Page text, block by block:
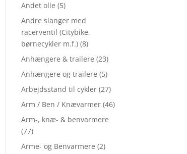
Andet olie (5)
Andre slanger med
racerventil (Citybike,
børnecykler m.f.) (8)
Anhængere & trailere (23)
Anhængere og trailere (5)
Arbejdsstand til cykler (27)
Arm / Ben / Knævarmer (46)
Arm-, knæ- & benvarmere
(77)
Arme- og Benvarmere (2)